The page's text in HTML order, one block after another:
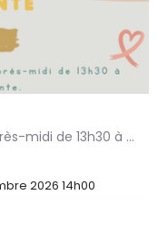
Viens nous rejoindre le mercredi après-midi de 13h30 à 15h à l’heure du conte. On y lit des histoires…
2026 14h00